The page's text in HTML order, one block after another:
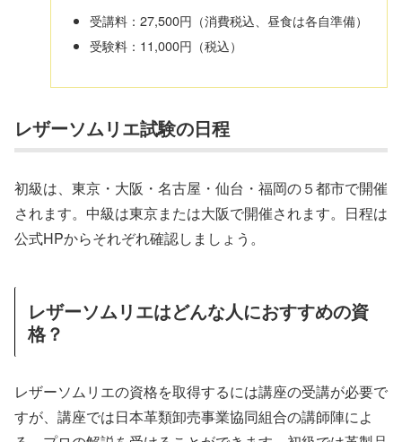
受講料：27,500円（消費税込、昼食は各自準備）
受験料：11,000円（税込）
レザーソムリエ試験の日程
初級は、東京・大阪・名古屋・仙台・福岡の５都市で開催
されます。中級は東京または大阪で開催されます。日程は
公式HPからそれぞれ確認しましょう。
レザーソムリエはどんな人におすすめの資
格？
レザーソムリエの資格を取得するには講座の受講が必要で
すが、講座では日本革類卸売事業協同組合の講師陣によ